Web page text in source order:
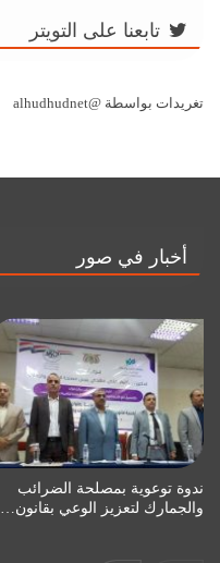
تابعنا على التويتر
تغريدات بواسطة @alhudhudnet
أخبار في صور
ندوة توعوية بمصلحة الضرائب
والجمارك لتعزيز الوعي بقانون…